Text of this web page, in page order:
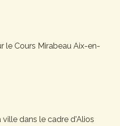
le Cours Mirabeau Aix-en-
dans le cadre d'Alios